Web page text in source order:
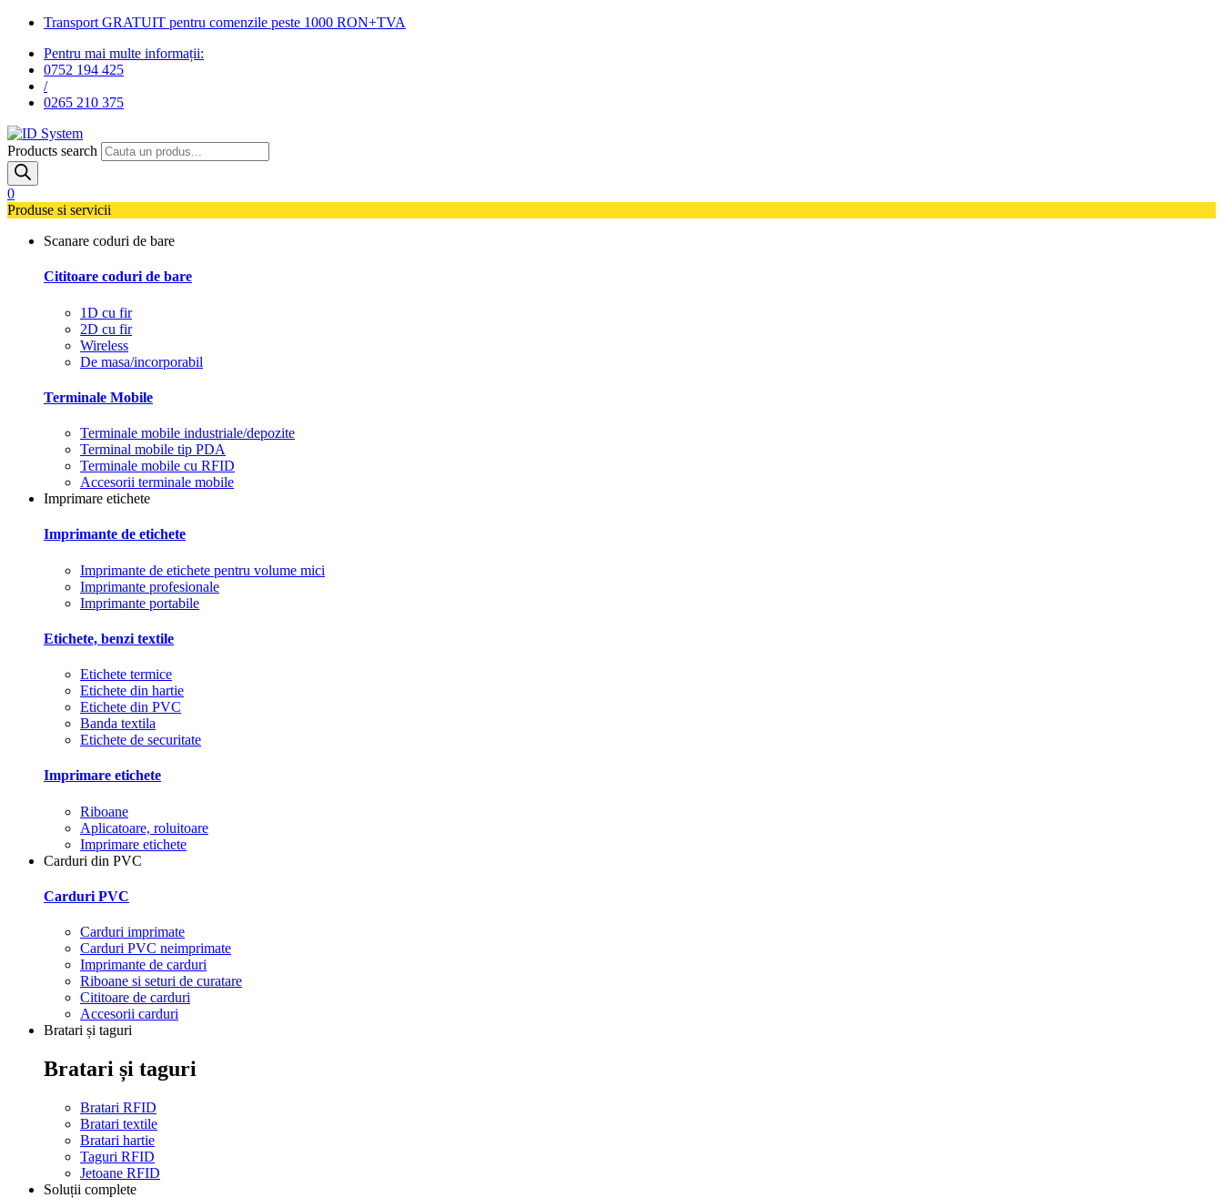
Transport GRATUIT pentru comenzile peste 1000 RON+TVA
Pentru mai multe informații:
0752 194 425
/
0265 210 375
Products search
0
Produse si servicii
Scanare coduri de bare
Cititoare coduri de bare
1D cu fir
2D cu fir
Wireless
De masa/incorporabil
Terminale Mobile
Terminale mobile industriale/depozite
Terminal mobile tip PDA
Terminale mobile cu RFID
Accesorii terminale mobile
Imprimare etichete
Imprimante de etichete
Imprimante de etichete pentru volume mici
Imprimante profesionale
Imprimante portabile
Etichete, benzi textile
Etichete termice
Etichete din hartie
Etichete din PVC
Banda textila
Etichete de securitate
Imprimare etichete
Riboane
Aplicatoare, roluitoare
Imprimare etichete
Carduri din PVC
Carduri PVC
Carduri imprimate
Carduri PVC neimprimate
Imprimante de carduri
Riboane si seturi de curatare
Cititoare de carduri
Accesorii carduri
Bratari și taguri
Bratari și taguri
Bratari RFID
Bratari textile
Bratari hartie
Taguri RFID
Jetoane RFID
Soluții complete